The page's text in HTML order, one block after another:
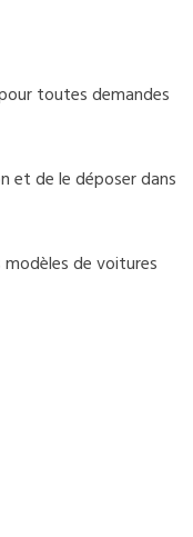
toutes demandes
et de le déposer dans
de voitures